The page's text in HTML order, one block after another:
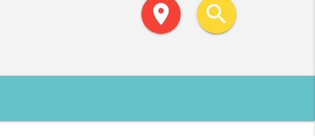
location_on search